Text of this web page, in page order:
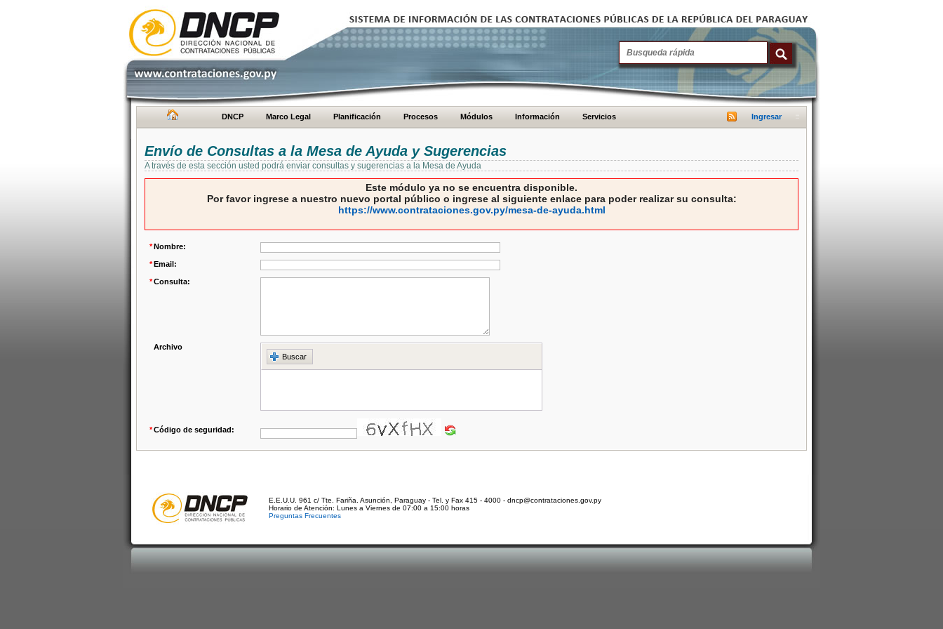
DNCP Marco Legal Planificación Procesos Módulos Información Servicios Ingresar
Envío de Consultas a la Mesa de Ayuda y Sugerencias
A través de esta sección usted podrá enviar consultas y sugerencias a la Mesa de Ayuda
Este módulo ya no se encuentra disponible.
Por favor ingrese a nuestro nuevo portal público o ingrese al siguiente enlace para poder realizar su consulta:
https://www.contrataciones.gov.py/mesa-de-ayuda.html
*Nombre:
*Email:
*Consulta:
Archivo
Buscar
*Código de seguridad:
E.E.U.U. 961 c/ Tte. Fariña. Asunción, Paraguay - Tel. y Fax 415 - 4000 - dncp@contrataciones.gov.py
Horario de Atención: Lunes a Viernes de 07:00 a 15:00 horas
Preguntas Frecuentes